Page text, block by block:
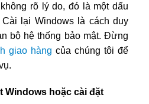
rõ lý do, đó là một dấu
lại Windows là cách duy
bộ hệ thống bảo mật. Đừng
giao hàng của chúng tôi để
Windows hoặc cài đặt